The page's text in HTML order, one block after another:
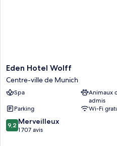
Eden
Hotel
Wolff
Centre-
de
Munich
Eden Hotel Wolff
Centre-ville de Munich
Spa
Animaux
admis
Parking
Wi-Fi
9.2
sur
9,2 Merveilleux
1 707 avis